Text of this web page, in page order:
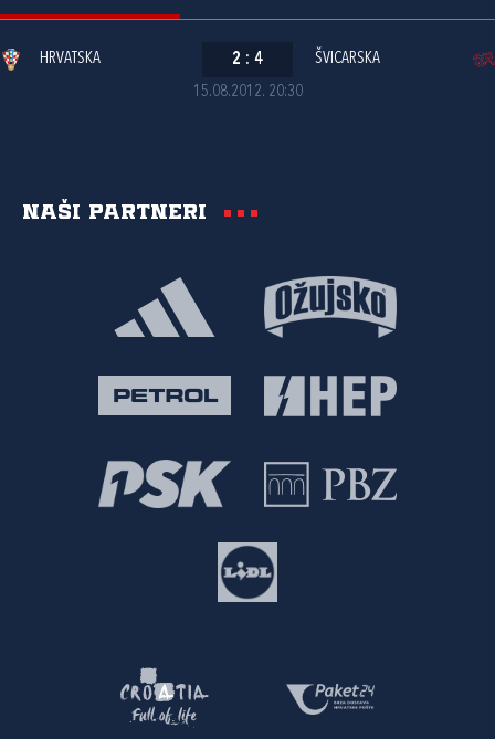
15.08.2012. 20:30
HRVATSKA 2 : 4 ŠVICARSKA
Naši partneri